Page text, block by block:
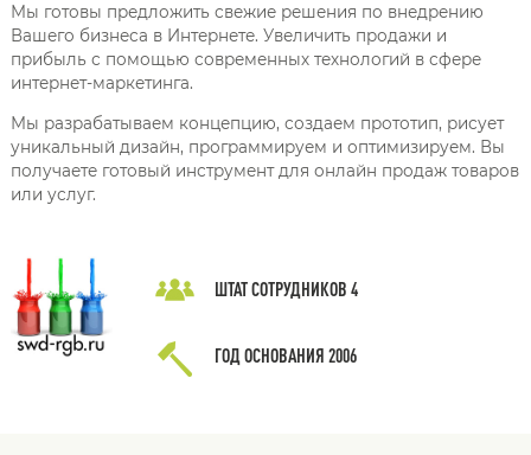
Мы готовы предложить свежие решения по внедрению
Вашего бизнеса в Интернете. Увеличить продажи и
прибыль с помощью современных технологий в сфере
интернет-маркетинга.
Мы разрабатываем концепцию, создаем прототип, рисует
уникальный дизайн, программируем и оптимизируем. Вы
получаете готовый инструмент для онлайн продаж товаров
или услуг.
ШТАТ СОТРУДНИКОВ 4
ГОД ОСНОВАНИЯ 2006